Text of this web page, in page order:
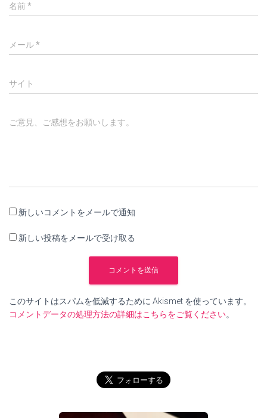
名前*
メール*
サイト
ご意見、ご感想をお願いします。
新しいコメントをメールで通知
新しい投稿をメールで受け取る
このサイトはスパムを低減するために Akismet を使っています。
コメントデータの処理方法の詳細はこちらをご覧ください。